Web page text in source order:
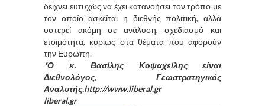
δείχνει ευτυχώς να έχει κατανοήσει τον τρόπο με
τον οποίο ασκείται η διεθνής πολιτική, αλλά
υστερεί ακόμη σε ανάλυση, σχεδιασμό και
ετοιμότητα, κυρίως στα θέματα που αφορούν
την Ευρώπη.
*Ο κ. Βασίλης Κοψαχείλης είναι
Διεθνολόγος, Γεωστρατηγικός
Αναλυτής.http://www.liberal.gr
liberal.gr